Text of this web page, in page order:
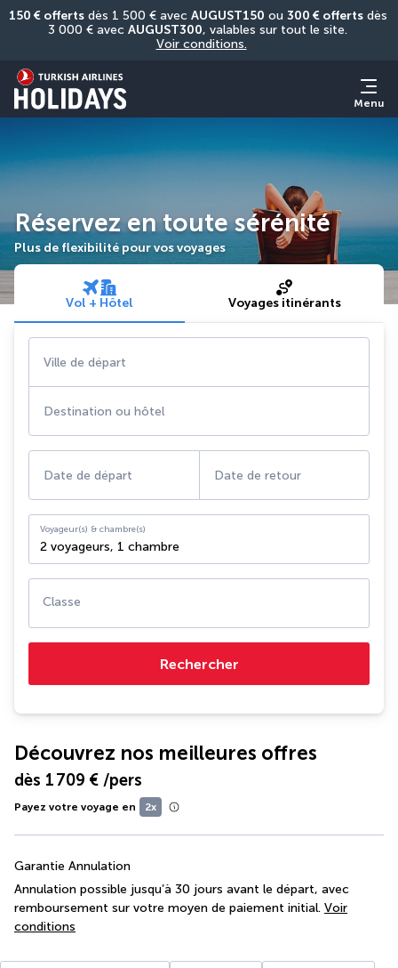
150 € offerts dès 1 500 € avec AUGUST150 ou 300 € offerts dès
3 000 € avec AUGUST300
Voir conditions.
Menu
Réservez en toute sérénité
Plus de flexibilité pour vos voyages
Vol + Hôtel Voyages itinérants
Ville de départ
Destination ou hôtel
Date de départ Date de retour
Voyageur(s) & chambre(s)
2 voyageurs, 1 chambre
Classe
Rechercher
Découvrez nos meilleures offres
dès 1 709 € /pers
Payez votre voyage en 2x
Garantie Annulation
Annulation possible jusqu’à 30 jours avant le départ, avec
remboursement sur votre moyen de paiement initial. Voir
conditions